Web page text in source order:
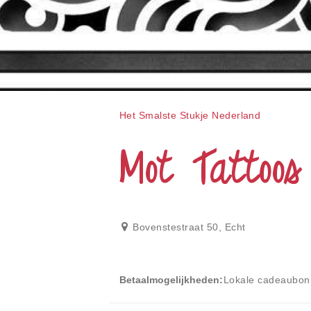
Druk
op
F10
om
Het Smalste Stukje Nederland
Mot Tattoos
Bovenstestraat 50, Echt
Betaalmogelijkheden Lokale cadeaubon